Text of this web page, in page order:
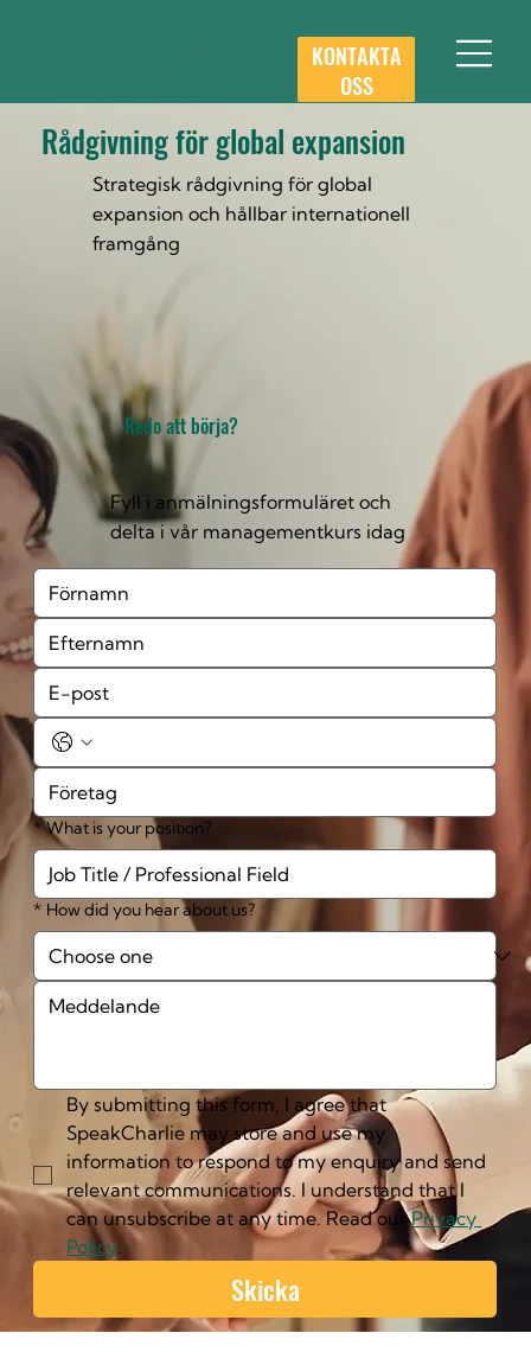
KONTAKTA
OSS
Rådgivning för global expansion
Strategisk rådgivning för global
expansion och hållbar internationell
framgång
Fyll i anmälningsformuläret och
delta i vår managementkurs idag
* What is your position?
* How did you hear about us?
By submitting this form, I agree that
SpeakCharlie may store and use my
information to respond to my enquiry and send
relevant communications. I understand that I
can unsubscribe at any time. Read our Privacy
Policy.
Skicka
Redo att börja?